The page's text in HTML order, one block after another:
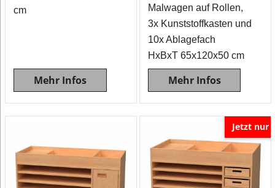
cm
Mehr Infos
Malwagen auf Rollen,
3x Kunststoffkasten und
10x Ablagefach
HxBxT 65x120x50 cm
Mehr Infos
Jetzt nur